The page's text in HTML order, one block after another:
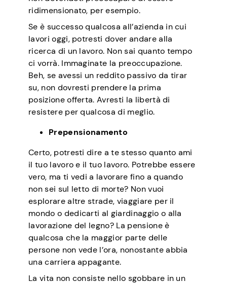
ridimensionato, per esempio.
Se è successo qualcosa all’azienda in cui
lavori oggi, potresti dover andare alla
ricerca di un lavoro. Non sai quanto tempo
ci vorrà. Immaginate la preoccupazione.
Beh, se avessi un reddito passivo da tirar
su, non dovresti prendere la prima
posizione offerta. Avresti la libertà di
resistere per qualcosa di meglio.
Prepensionamento
Certo, potresti dire a te stesso quanto ami
il tuo lavoro e il tuo lavoro. Potrebbe essere
vero, ma ti vedi a lavorare fino a quando
non sei sul letto di morte? Non vuoi
esplorare altre strade, viaggiare per il
mondo o dedicarti al giardinaggio o alla
lavorazione del legno? La pensione è
qualcosa che la maggior parte delle
persone non vede l’ora, nonostante abbia
una carriera appagante.
La vita non consiste nello sgobbare in un